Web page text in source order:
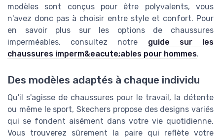
modèles sont conçus pour être polyvalents, vous
n'avez donc pas à choisir entre style et confort. Pour
en savoir plus sur les options de chaussures
imperméables, consultez notre guide sur les
chaussures imperm&eacute;ables pour hommes.
Des modèles adaptés à chaque individu
Qu'il s'agisse de chaussures pour le travail, la détente
ou même le sport, Skechers propose des designs variés
qui se fondent aisément dans votre vie quotidienne.
Vous trouverez sûrement la paire qui reflète votre